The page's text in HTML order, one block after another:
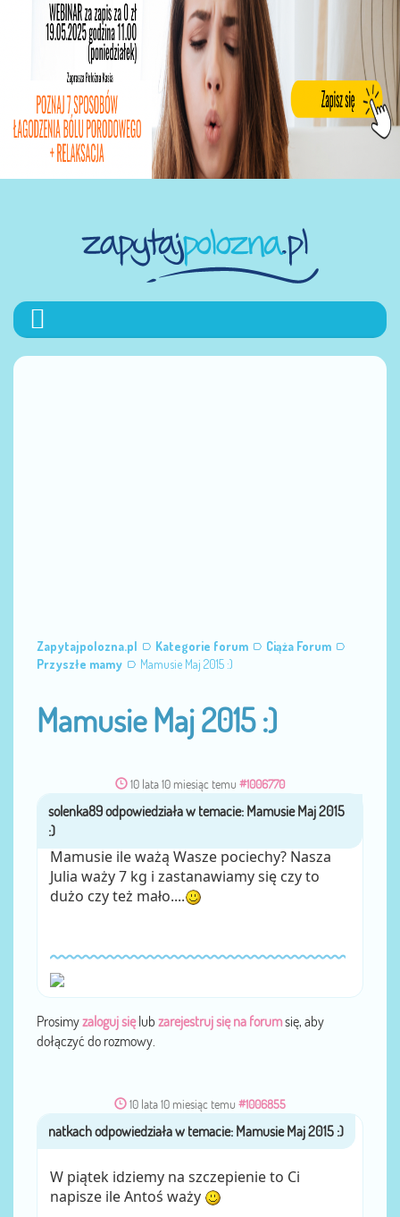
Zapytajpolozna.pl Kategorie forum
Ciąża Forum
Przyszłe mamy
Mamusie Maj 2015 :)
Mamusie Maj 2015 :)
10 lata 10 miesiąc temu #1006770
przezsolenka89
Mamusie ile ważą Wasze pociechy? Nasza
Julia waży 7 kg i zastanawiamy się czy to
dużo czy też mało....
Prosimyzaloguj sięlub zarejestruj się na forumsię, aby
dołączyć do rozmowy.
10 lata 10 miesiąc temu #1006855
przeznatkach
W piątek idziemy na szczepienie to Ci
napisze ile Antoś waży